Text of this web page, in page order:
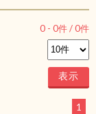
0 - 0件 /0件
1